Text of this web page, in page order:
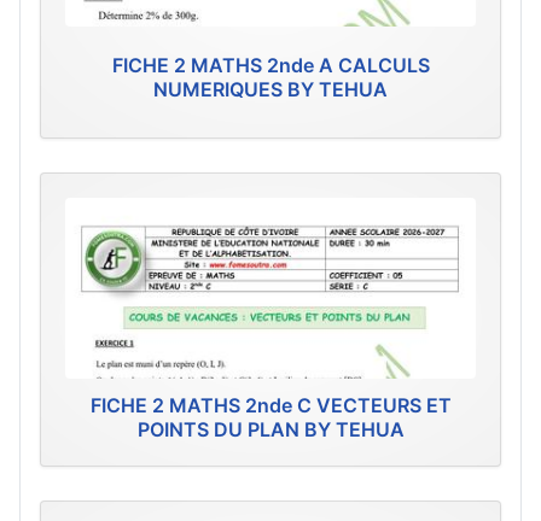
FICHE 2 MATHS 2nde A CALCULS
NUMERIQUES BY TEHUA
FICHE 2 MATHS 2nde C VECTEURS ET
POINTS DU PLAN BY TEHUA